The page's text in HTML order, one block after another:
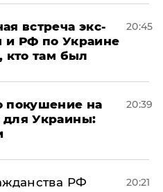
встреча экс-
и РФ по Украине
кто там был
20:45
покушение на
для Украины:
20:39
РФ
20:21